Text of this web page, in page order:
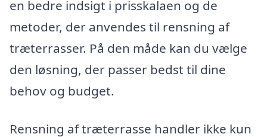
en bedre indsigt i prisskalaen og de
metoder, der anvendes til rensning af
træterrasser. På den måde kan du vælge
den løsning, der passer bedst til dine
behov og budget.
Rensning af træterrasse handler ikke kun